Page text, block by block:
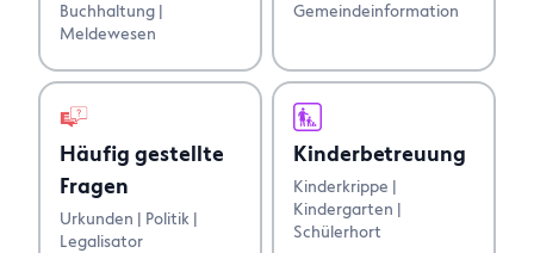
Buchhaltung |
Meldewesen
Gemeindeinformation
Häufig gestellte
Fragen
Urkunden | Politik |
Legalisator
Kinderbetreuung
Kinderkrippe |
Kindergarten |
Schülerhort